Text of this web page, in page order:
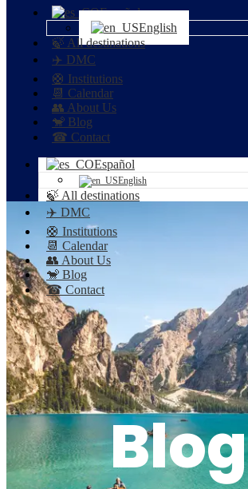
Español
English
🍃 All destinations
✈️ DMC
🛟 Institutions
📆 Calendar
👥 About Us
🐒 Blog
☎ Contact
Español
English
🍃 All destinations
✈️ DMC
🛟 Institutions
📆 Calendar
👥 About Us
🐒 Blog
☎ Contact
Blog